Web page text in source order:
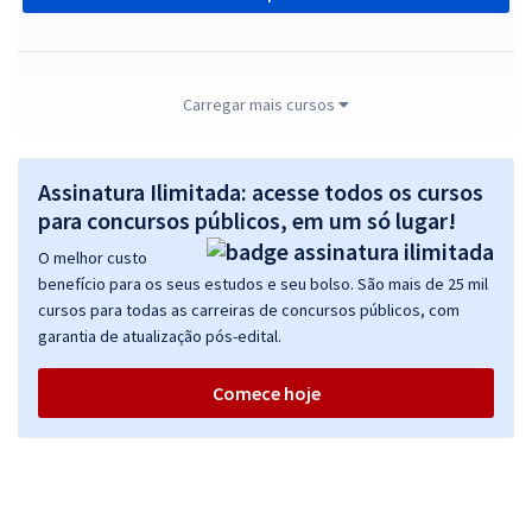
TJ PB - Tribunal de Justiça do Estado da Paraíba - Analista Judiciário -
R$ 359,84à vista
ou 12x de R$29,99
Economize R$ 89,96 (-20%)
Comprar
TJ PB - Tribunal de Justiça do Estado da Paraíba - Analista Judiciário -
Infraestrutura de Tecnologia da Informação (Pré-Edital)
R$ 343,84à vista
Carregar mais cursos
Assinatura Ilimitada: acesse todos os cursos
para concursos públicos, em um só lugar!
O melhor custo
benefício para os seus estudos e seu bolso. São mais de 25 mil
cursos para todas as carreiras de concursos públicos, com
garantia de atualização pós-edital.
Comece hoje